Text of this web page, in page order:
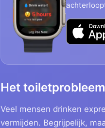
Het toiletprobleem
Veel mensen drinken
vermijden. Begrijpelijk,